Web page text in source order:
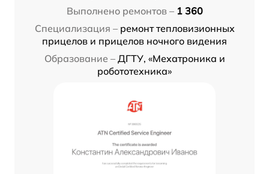
Выполнено ремонтов – 1 360
Специализация – ремонт тепловизионных
прицелов и прицелов ночного видения
Образование – ДГТУ, «Мехатроника и
робототехника»